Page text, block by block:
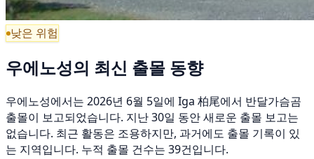
낮은 위험
우에노성의 최신 출몰 동향
우에노성에서는 2026년 6월 5일에 Iga 柏尾에서 반달가슴곰
출몰이 보고되었습니다. 지난 30일 동안 새로운 출몰 보고는
없습니다. 최근 활동은 조용하지만, 과거에도 출몰 기록이 있
는 지역입니다. 누적 출몰 건수는 39건입니다.